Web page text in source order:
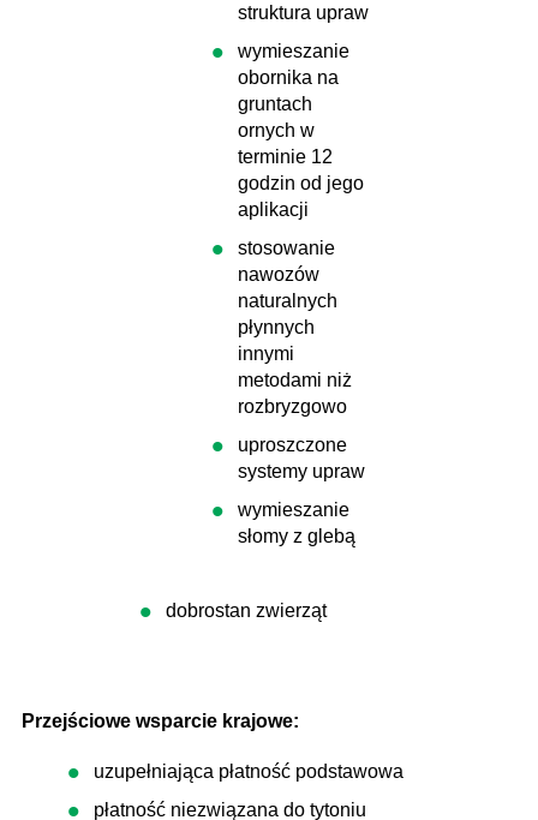
struktura upraw
wymieszanie
obornika na
gruntach
ornych w
terminie 12
godzin od jego
aplikacji
stosowanie
nawozów
naturalnych
płynnych
innymi
metodami niż
rozbryzgowo
uproszczone
systemy upraw
wymieszanie
słomy z glebą
dobrostan zwierząt
Przejściowe wsparcie krajowe:
uzupełniająca płatność podstawowa
płatność niezwiązana do tytoniu